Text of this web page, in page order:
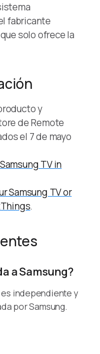
fabricante
solo ofrece la
y
de Remote
el 7 de mayo
TV in
Samsung TV or
.
a Samsung?
independiente y
por Samsung.